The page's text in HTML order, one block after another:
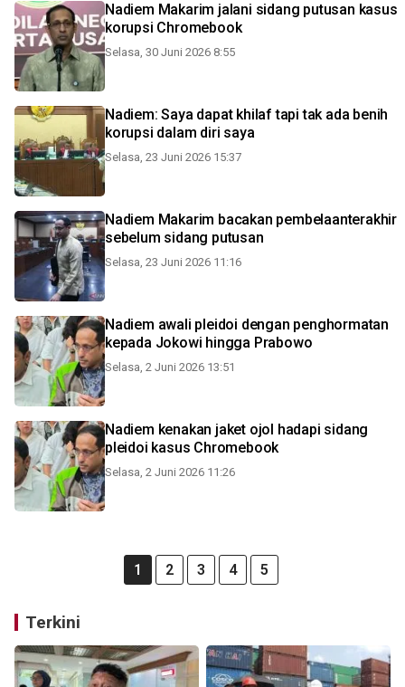
Nadiem Makarim jalani sidang putusan kasus
korupsi Chromebook
Selasa, 30 Juni 2026 8:55
Nadiem: Saya dapat khilaf tapi tak ada benih
korupsi dalam diri saya
Selasa, 23 Juni 2026 15:37
Nadiem Makarim bacakan pembelaanterakhir
sebelum sidang putusan
Selasa, 23 Juni 2026 11:16
Nadiem awali pleidoi dengan penghormatan
kepada Jokowi hingga Prabowo
Selasa, 2 Juni 2026 13:51
Nadiem kenakan jaket ojol hadapi sidang
pleidoi kasus Chromebook
Selasa, 2 Juni 2026 11:26
1 2 3 4 5
Terkini